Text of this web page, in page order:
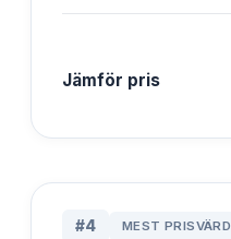
Jämför pris
#4 MEST PRISVÄRD